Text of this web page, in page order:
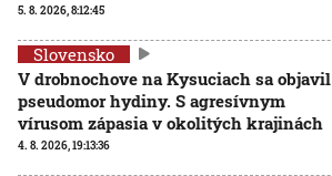
5. 8. 2026, 8:12:45
Slovensko
V drobnochove na Kysuciach sa objavil
pseudomor hydiny. S agresívnym
vírusom zápasia v okolitých krajinách
4. 8. 2026, 19:13:36